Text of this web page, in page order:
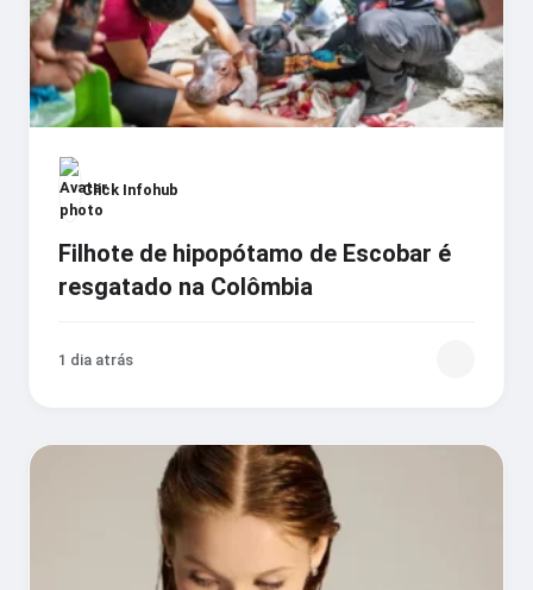
Click Infohub
Filhote de hipopótamo de Escobar é
resgatado na Colômbia
1 dia atrás